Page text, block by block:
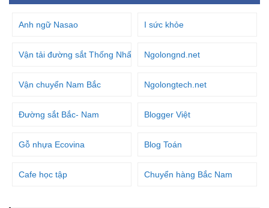
Anh ngữ Nasao I sức khỏe
Vận tải đường sắt Thống Nhất Ngolongnd.net
Vận chuyển Nam Bắc Ngolongtech.net
Đường sắt Bắc- Nam Blogger Việt
Gỗ nhựa Ecovina Blog Toán
Cafe học tập Chuyển hàng Bắc Nam